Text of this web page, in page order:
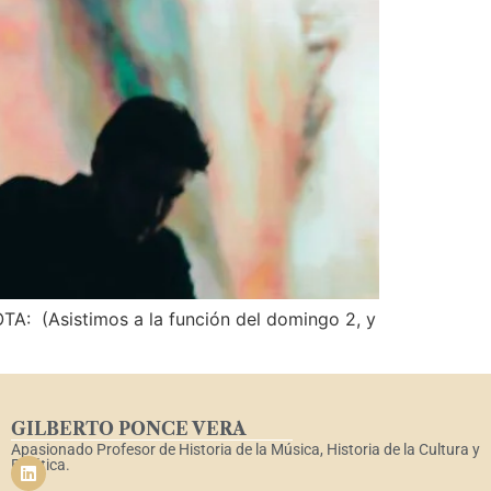
a la función del domingo 2, y
GILBERTO PONCE VERA
Apasionado Profesor de Historia de la Música, Historia de la Cultura y
Estética.